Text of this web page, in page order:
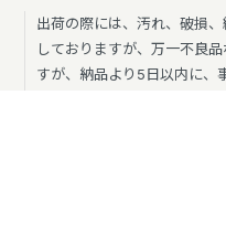
出荷の際には、汚れ、破損
しておりますが、万一不良
すが、納品より5日以内に、